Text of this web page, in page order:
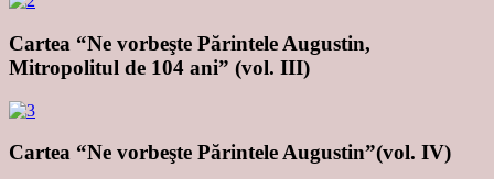
Cartea “Ne vorbeşte Părintele Augustin,
Mitropolitul de 104 ani” (vol. III)
Cartea “Ne vorbeşte Părintele Augustin”(vol. IV)